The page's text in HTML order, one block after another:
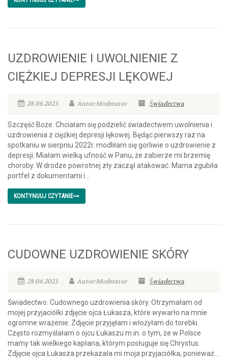
UZDROWIENIE I UWOLNIENIE Z
CIĘŻKIEJ DEPRESJI LĘKOWEJ
28.06.2023 Autor:Moderator Świadectwa
Szczęść Boże. Chciałam się podzielić świadectwem uwolnienia i
uzdrowienia z ciężkiej depresji lękowej. Będąc pierwszy raz na
spotkaniu w sierpniu 2022r. modliłam się gorliwie o uzdrowienie z
depresji. Miałam wielką ufność w Panu, że zabierze mi brzemię
choroby. W drodze powrotnej zły zaczął atakować. Mama zgubiła
portfel z dokumentami i...
KONTYNUUJ CZYTANIE
CUDOWNE UZDROWIENIE SKÓRY
28.06.2023 Autor:Moderator Świadectwa
Świadectwo. Cudownego uzdrowienia skóry. Otrzymałam od
mojej przyjaciółki zdjęcie ojca Łukasza, które wywarło na mnie
ogromne wrażenie. Zdjęcie przyjęłam i włożyłam do torebki.
Często rozmyślałam o ojcu Łukaszu m.in. o tym, że w Polsce
mamy tak wielkiego kapłana, którym posługuje się Chrystus.
Zdjęcie ojca Łukasza przekazała mi moja przyjaciółka, ponieważ...